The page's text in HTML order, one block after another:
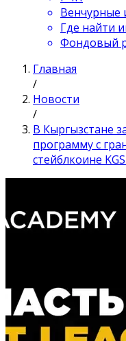
Венчурные
Где найти
Фондовый
Главная
/
Новости
/
В Кыргызстане
программу с
стейблкоине